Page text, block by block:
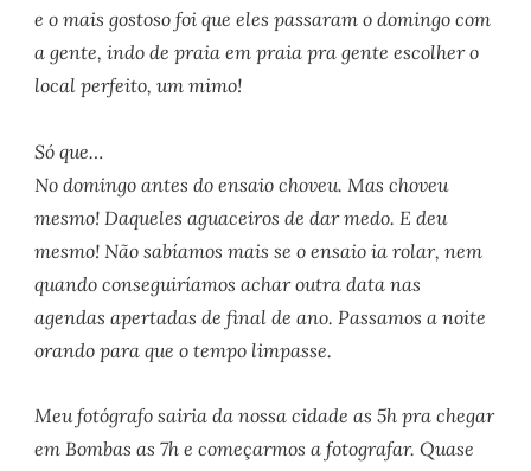
e o mais gostoso foi que eles passaram o domingo com
a gente, indo de praia em praia pra gente escolher o
local perfeito, um mimo!
Só que…
No domingo antes do ensaio choveu. Mas choveu
mesmo! Daqueles aguaceiros de dar medo. E deu
mesmo! Não sabíamos mais se o ensaio ia rolar, nem
quando conseguiríamos achar outra data nas
agendas apertadas de final de ano. Passamos a noite
orando para que o tempo limpasse.
Meu fotógrafo sairia da nossa cidade as 5h pra chegar
em Bombas as 7h e começarmos a fotografar. Quase